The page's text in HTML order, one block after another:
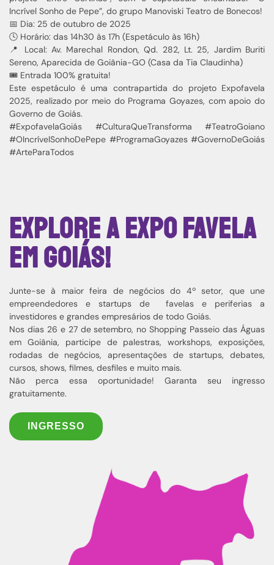
Incrível Sonho de Pepe”, do grupo Manoviski Teatro de Bonecos!
📅 Dia: 25 de outubro de 2025
🕓 Horário: das 14h30 às 17h (Espetáculo às 16h)
📍 Local: Av. Marechal Rondon, Qd. 282, Lt. 25, Jardim Buriti
Sereno, Aparecida de Goiânia-GO (Casa da Tia Claudinha)
🎟️ Entrada 100% gratuita!
Este espetáculo é uma contrapartida do projeto Expofavela
2025, realizado por meio do Programa Goyazes, com apoio do
Governo de Goiás.
#ExpofavelaGoiás #CulturaQueTransforma #TeatroGoiano
#OIncrívelSonhoDePepe #ProgramaGoyazes #GovernoDeGoiás
#ArteParaTodos
Explore a Expo Favela
em Goiás!
Junte-se à maior feira de negócios do 4º setor, que une
empreendedores e startups de favelas e periferias a
investidores e grandes empresários de todo Goiás.
Nos dias 26 e 27 de setembro, no Shopping Passeio das Águas
em Goiânia, participe de palestras, workshops, exposições,
rodadas de negócios, apresentações de startups, debates,
cursos, shows, filmes, desfiles e muito mais.
Não perca essa oportunidade! Garanta seu ingresso
gratuitamente.
INGRESSO